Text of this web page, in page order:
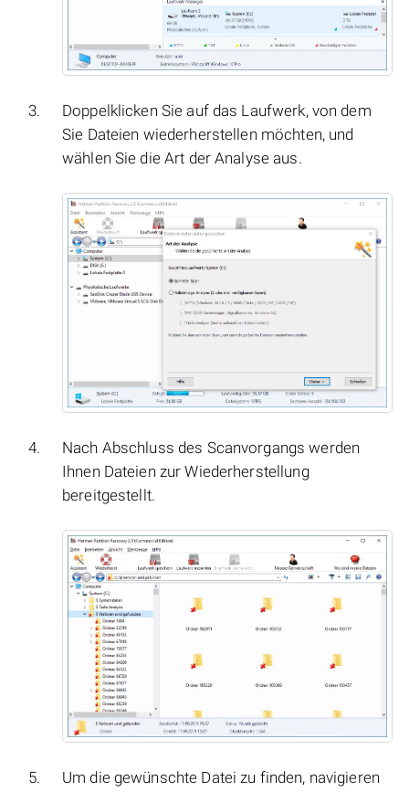
Doppelklicken Sie auf das Laufwerk, von dem
Sie Dateien wiederherstellen möchten, und
wählen Sie die Art der Analyse aus.
Nach Abschluss des Scanvorgangs werden
Ihnen Dateien zur Wiederherstellung
bereitgestellt.
Um die gewünschte Datei zu finden, navigieren